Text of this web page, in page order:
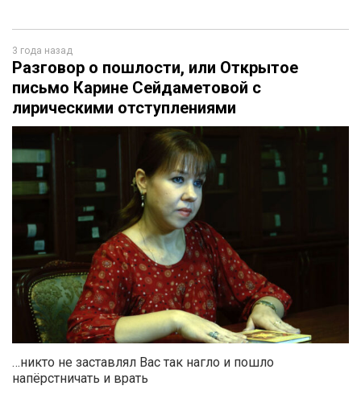
3 года назад
Разговор о пошлости, или Открытое
письмо Карине Сейдаметовой с
лирическими отступлениями
…никто не заставлял Вас так нагло и пошло
напёрстничать и врать